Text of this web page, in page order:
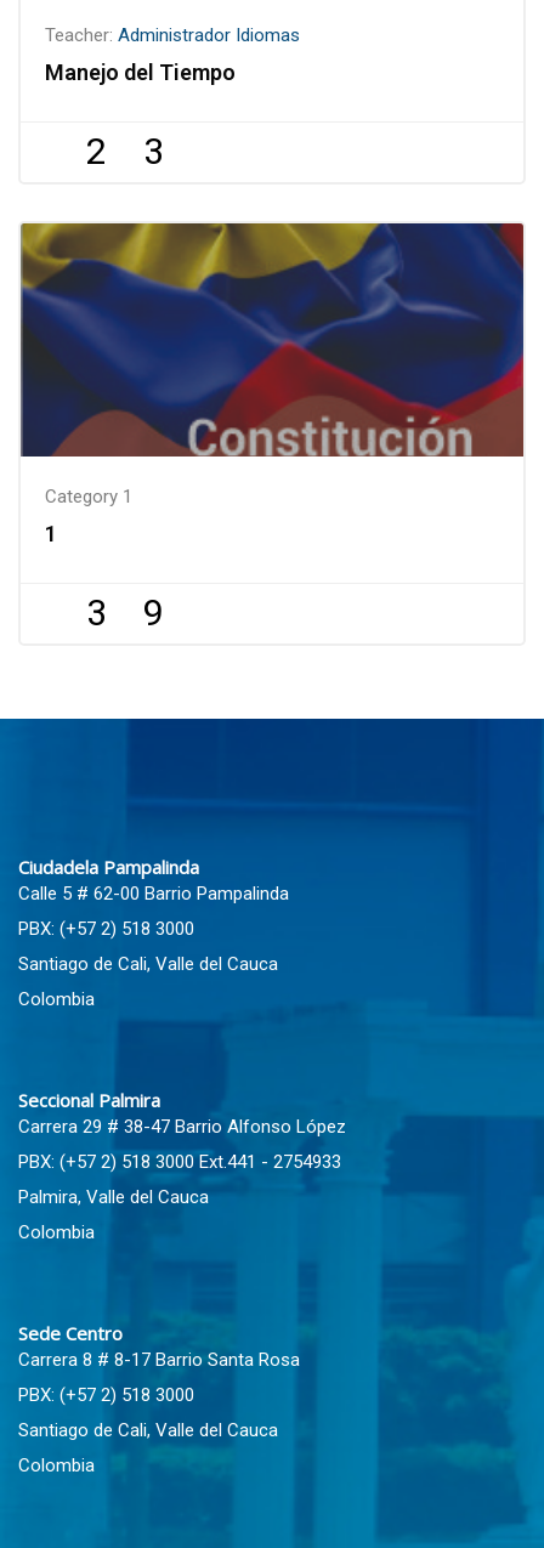
Teacher: Administrador Idiomas
Manejo del Tiempo
2 3
Category 1
1
3 9
Ciudadela Pampalinda
Calle 5 # 62-00 Barrio Pampalinda
PBX: (+57 2) 518 3000
Santiago de Cali, Valle del Cauca
Colombia
Seccional Palmira
Carrera 29 # 38-47 Barrio Alfonso López
PBX: (+57 2) 518 3000 Ext.441 - 2754933
Palmira, Valle del Cauca
Colombia
Sede Centro
Carrera 8 # 8-17 Barrio Santa Rosa
PBX: (+57 2) 518 3000
Santiago de Cali, Valle del Cauca
Colombia